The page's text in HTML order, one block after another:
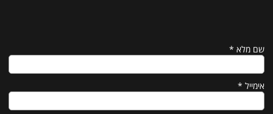
שם מלא *
אימייל *